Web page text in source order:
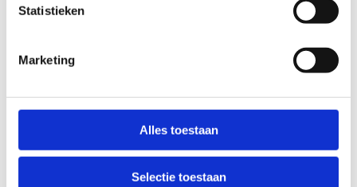
Statistieken
Marketing
Alles toestaan
Selectie toestaan